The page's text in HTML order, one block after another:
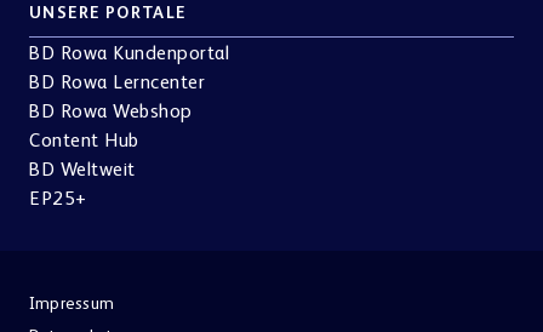
UNSERE PORTALE
BD Rowa Kundenportal
BD Rowa Lerncenter
BD Rowa Webshop
Content Hub
BD Weltweit
EP25+
Impressum